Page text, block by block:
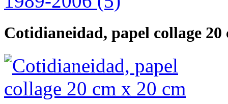
Cotidianeidad, papel collage 20